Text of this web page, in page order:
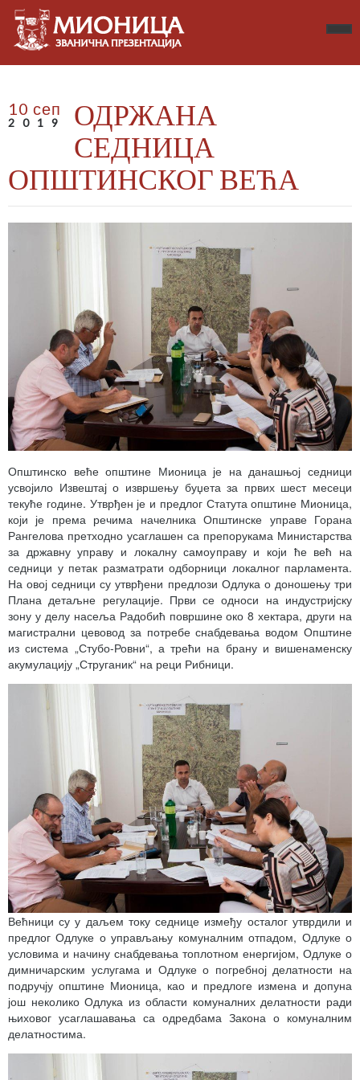
10 сеп
2019
ОДРЖАНА
СЕДНИЦА
ОПШТИНСКОГ ВЕЋА
Општинско веће општине Мионица је на данашњој седници
усвојило Извештај о извршењу буџета за првих шест месеци
текуће године. Утврђен је и предлог Статута општине Мионица,
који је према речима начелника Општинске управе Горана
Рангелова претходно усаглашен са препорукама Министарства
за државну управу и локалну самоуправу и који ће већ на
седници у петак разматрати одборници локалног парламента.
На овој седници су утврђени предлози Одлука о доношењу три
Плана детаљне регулације. Први се односи на индустријску
зону у делу насеља Радобић површине око 8 хектара, други на
магистрални цевовод за потребе снабдевања водом Општине
из система „Стубо-Ровни“, а трећи на брану и вишенаменску
акумулацију „Струганик“ на реци Рибници.
Већници су у даљем току седнице између осталог утврдили и
предлог Одлуке о управљању комуналним отпадом, Одлуке о
условима и начину снабдевања топлотном енергијом, Одлуке о
димничарским услугама и Одлуке о погребној делатности на
подручју општине Мионица, као и предлоге измена и допуна
још неколико Одлука из области комуналних делатности ради
њиховог усаглашавања са одредбама Закона о комуналним
делатностима.